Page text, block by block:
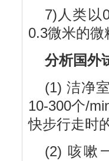
7)人类以
0.3微米的微
分析国外
(1) 洁净
10-300个/
快步行走时
(2) 咳嗽